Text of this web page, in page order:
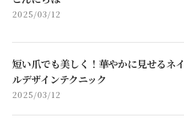
2025/03/12
短い爪でも美しく！華やかに見せるネイ
ルデザインテクニック
2025/03/12